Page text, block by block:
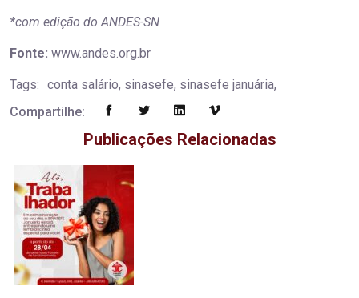
*com edição do ANDES-SN
Fonte: www.andes.org.br
Tags: conta salário, sinasefe, sinasefe januária,
Compartilhe:
Publicações Relacionadas